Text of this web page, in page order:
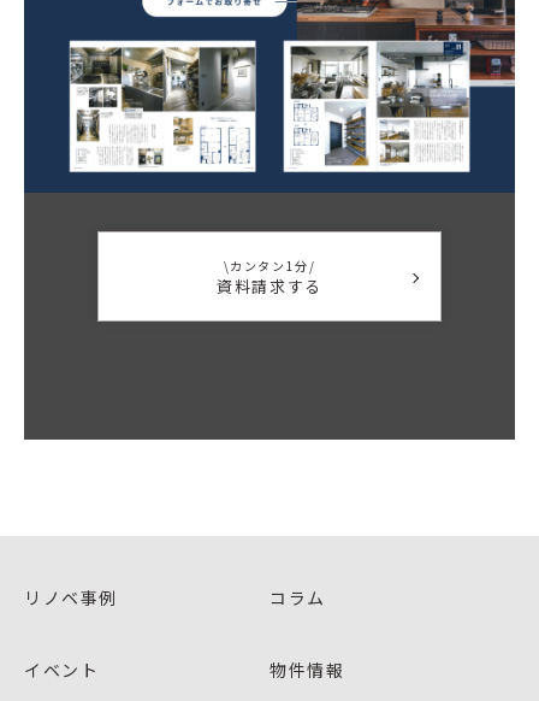
\カンタン1分/
資料請求する
リノベ事例
イベント
コラム
物件情報